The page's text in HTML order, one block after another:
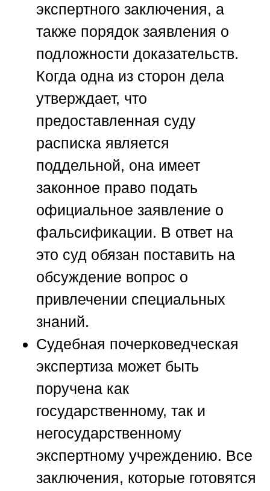
экспертного заключения, а
также порядок заявления о
подложности доказательств.
Когда одна из сторон дела
утверждает, что
предоставленная суду
расписка является
поддельной, она имеет
законное право подать
официальное заявление о
фальсификации. В ответ на
это суд обязан поставить на
обсуждение вопрос о
привлечении специальных
знаний.
Судебная почерковедческая
экспертиза может быть
поручена как
государственному, так и
негосударственному
экспертному учреждению. Все
заключения, которые готовятся